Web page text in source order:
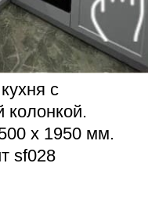
с
колонкой.
х 1950 мм.
sf028